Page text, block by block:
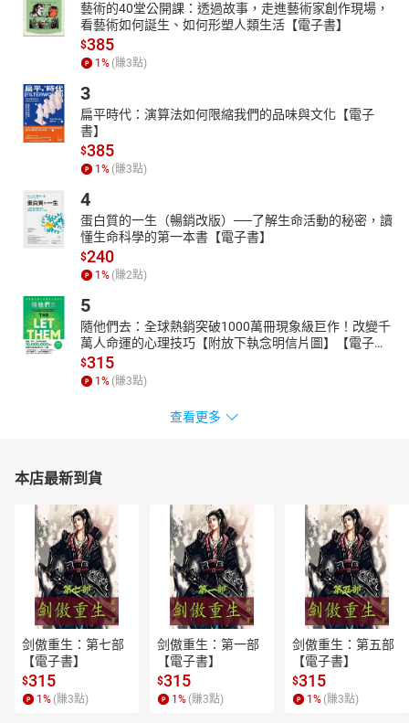
藝術的40堂公開課：透過故事，走進藝術家創作現場，
看藝術如何誕生、如何形塑人類生活【電子書】
$385
1% (賺3點)
3
扁平時代：演算法如何限縮我們的品味與文化【電子
書】
$385
1% (賺3點)
4
蛋白質的一生（暢銷改版）──了解生命活動的秘密，讀
懂生命科學的第一本書【電子書】
$240
1% (賺2點)
5
隨他們去：全球熱銷突破1000萬冊現象級巨作！改變千
萬人命運的心理技巧【附放下執念明信片圖】【電子
書】
$315
1% (賺3點)
查看更多
本店最新到貨
剑傲重生：第七部
【電子書】
$315
1 % (賺3點)
剑傲重生：第一部
【電子書】
$315
1 % (賺3點)
剑傲重生：第五部
【電子書】
$315
1 % (賺3點)